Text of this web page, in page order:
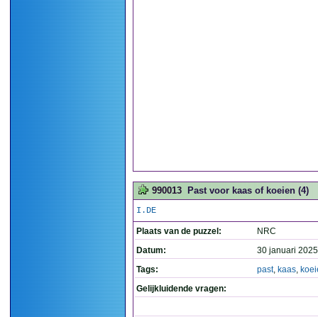
990013 Past voor kaas of koeien (4)
I.DE
Plaats van de puzzel:
NRC
Datum:
30 januari
Tags:
past, kaas,
Gelijkluidende vragen: